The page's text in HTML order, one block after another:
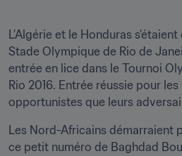
L’Algérie et le Honduras
Stade Olympique de Rio de
entrée en lice dans le Tournoi
Rio 2016. Entrée réussie pour
opportunistes que leurs
Les Nord-Africains démarraient
ce petit numéro de Baghdad